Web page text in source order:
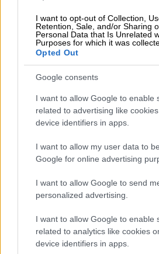
I want to opt-out of Collection,
Retention, Sale, and/or Sharing
Personal Data that Is Unrelated
Purposes for which it was
Opted Out
Google consents
I want to allow Google to enable
related to advertising like
device identifiers in apps.
I want to allow my user data to
Google for online advertising
I want to allow Google to send
personalized advertising.
I want to allow Google to enable
related to analytics like cookies
device identifiers in apps.
Στη συνοικία στην οποία
ύδρευσης, τα αυτοκίνητα
ποτάμια νερού που έχει
δρόμους, ενώ έχει δοθεί
κατοίκους να βράζουν νερό
να πλένουν τα δόντια τους.
«Κάθε σταγόνα μετρά μέχρι
(το πρόβλημα). Όλοι οι
πρέπει να μείνουν
εκτάκτων καταστάσεων
συνέντευξη Τύπου.
On the evening of
an extensive water main